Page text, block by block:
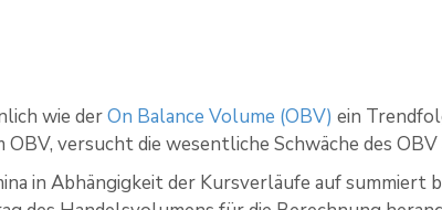
wie derOn Balance Volume (OBV) ein
versucht die wesentliche Schwäche des OBV
in Abhängigkeit der Kursverläufe auf summiert